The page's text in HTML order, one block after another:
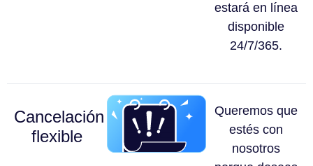
estará en línea
disponible
24/7/365.
Cancelación
flexible
Queremos que
estés con
nosotros